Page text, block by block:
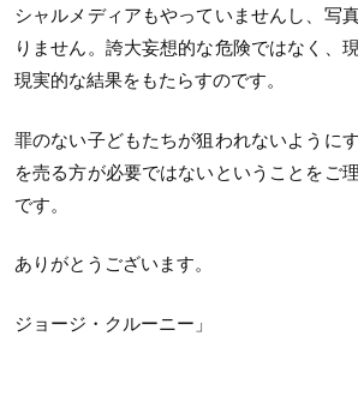
シャルメディアもやっていませんし、写
りません。誇大妄想的な危険ではなく、
現実的な結果をもたらすのです。
罪のない子どもたちが狙われないように
を売る方が必要ではないということをご
です。
ありがとうございます。
ジョージ・クルーニー」